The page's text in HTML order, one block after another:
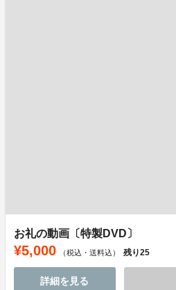
お礼の動画〔特製DVD〕
¥5,000 （税込・送料込） 残り25
詳細を見る